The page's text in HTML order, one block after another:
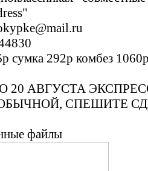
сумка 292р комбез
20 АВГУСТА
СПЕШИТЕ
файлы